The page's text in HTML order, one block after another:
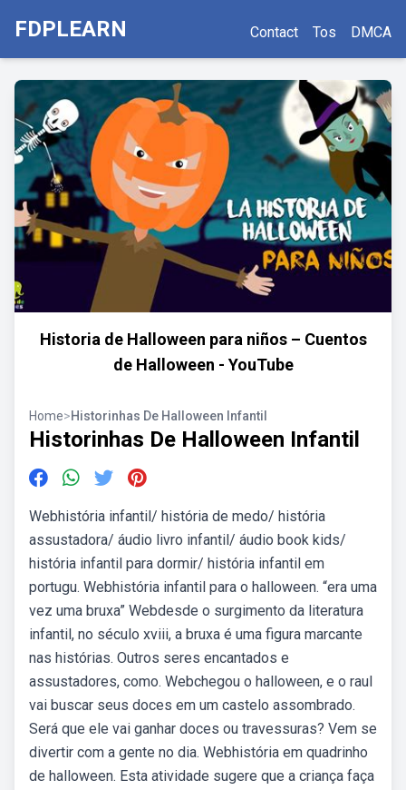
FDPLEARN Contact Tos DMCA
Historia de Halloween para niños – Cuentos
de Halloween - YouTube
Home>Historinhas De Halloween Infantil
Historinhas De Halloween Infantil
Webhistória infantil/ história de medo/ história
assustadora/ áudio livro infantil/ áudio book kids/
história infantil para dormir/ história infantil em
portugu. Webhistória infantil para o halloween. “era uma
vez uma bruxa” Webdesde o surgimento da literatura
infantil, no século xviii, a bruxa é uma figura marcante
nas histórias. Outros seres encantados e
assustadores, como. Webchegou o halloween, e o raul
vai buscar seus doces em um castelo assombrado.
Será que ele vai ganhar doces ou travessuras? Vem se
divertir com a gente no dia. Webhistória em quadrinho
de halloween. Esta atividade sugere que a criança faça